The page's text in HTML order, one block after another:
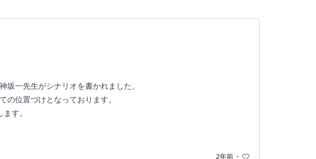
一先生がシナリオを書かれました。
位置づけとなっております。
す。
2年前 ・